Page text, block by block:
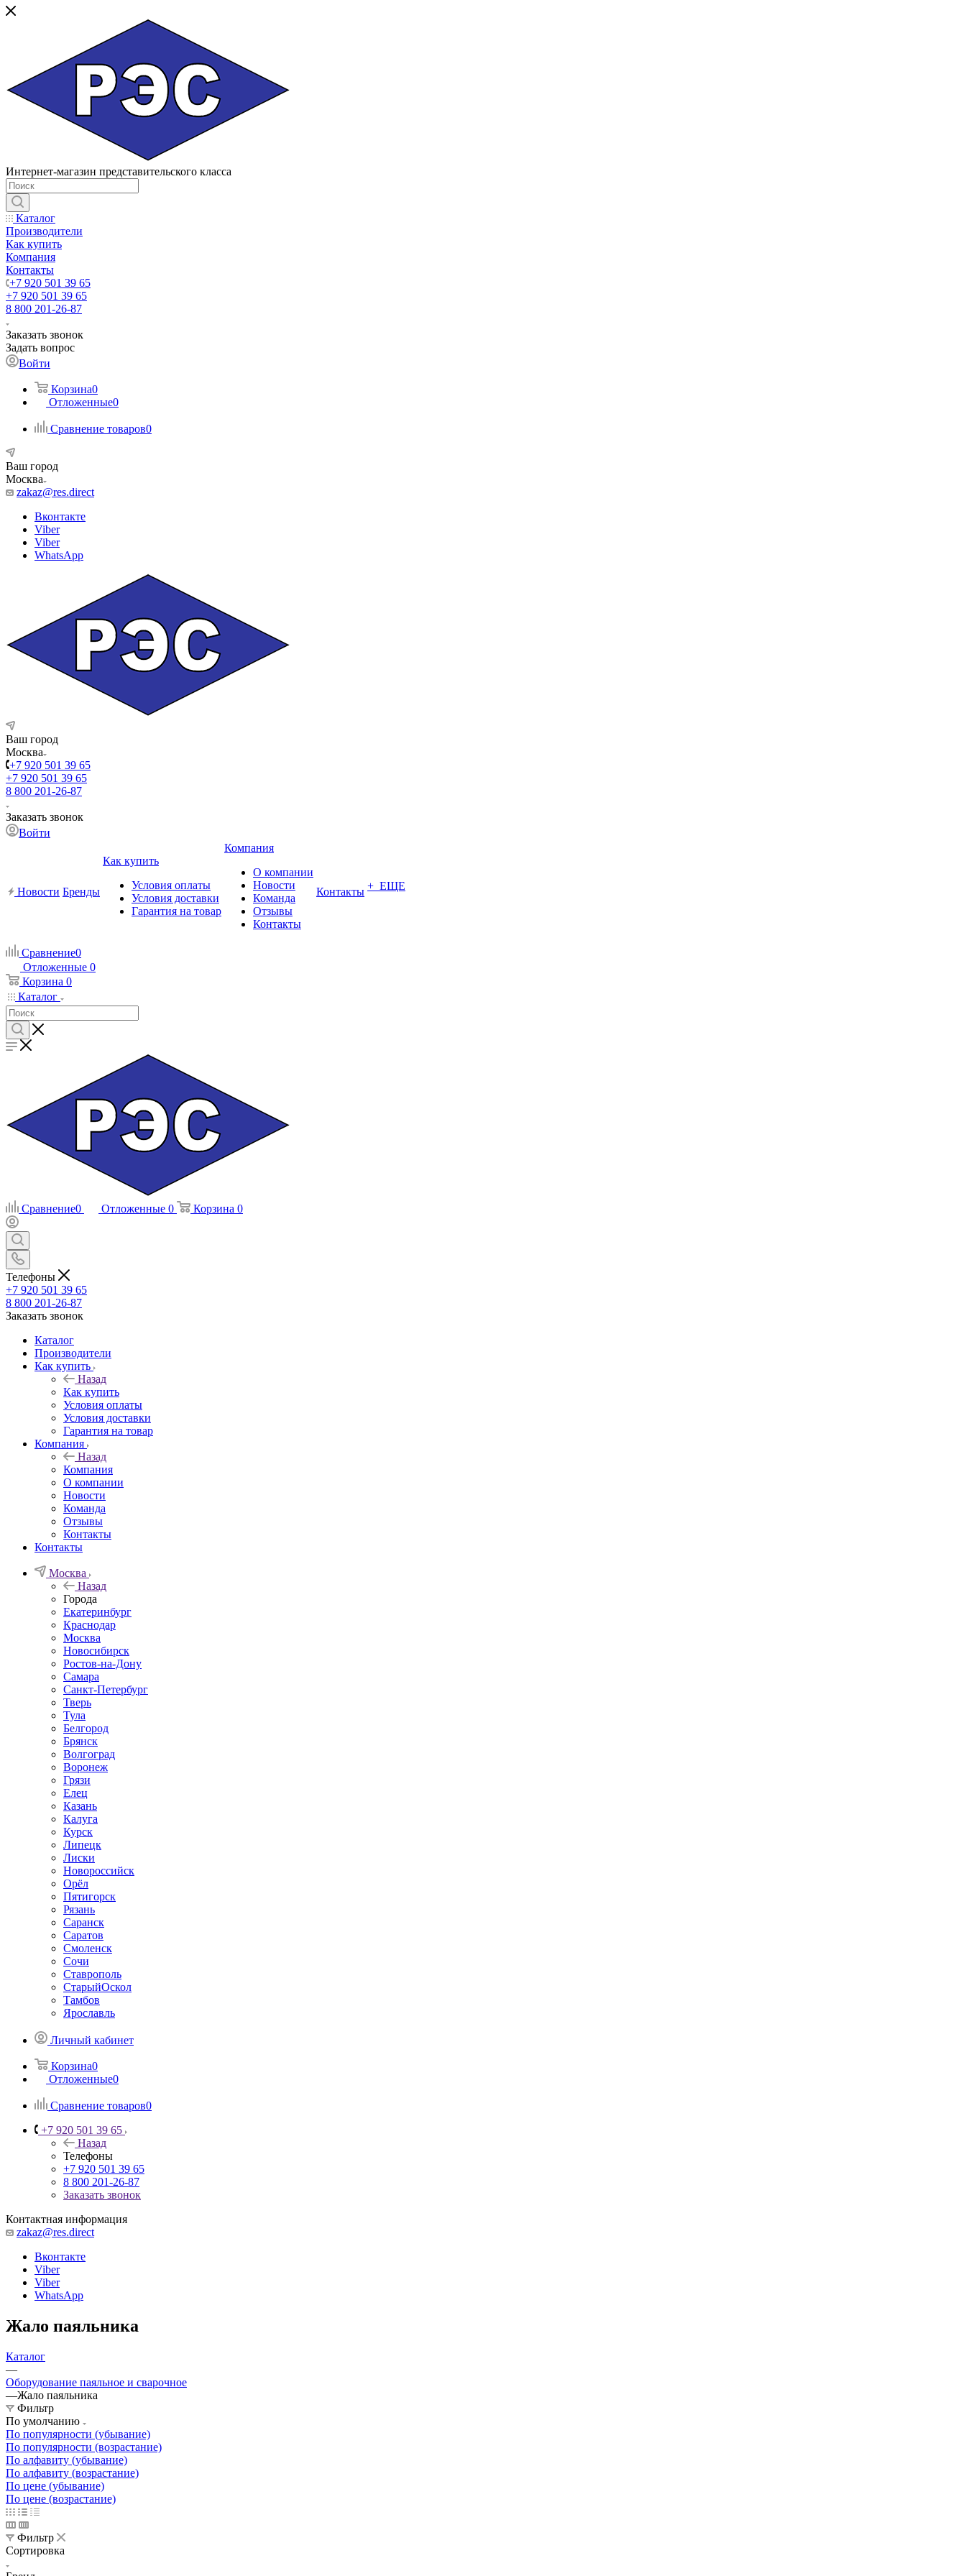
Интернет-магазин представительского класса
Каталог
Производители
Как купить
Компания
Контакты
+7 920 501 39 65
+7 920 501 39 65
8 800 201-26-87
Заказать звонок
Задать вопрос
Войти
Корзина0
Отложенные0
Сравнение товаров0
Ваш город
Москва
zakaz@res.direct
Вконтакте
Viber
Viber
WhatsApp
Ваш город
Москва
+7 920 501 39 65
+7 920 501 39 65
8 800 201-26-87
Заказать звонок
Войти
Новости Бренды
Как купить
Условия оплаты
Условия доставки
Гарантия на товар
Компания
О компании
Новости
Команда
Отзывы
Контакты
Контакты + ЕЩЕ
Сравнение0
Отложенные 0
Корзина 0
Каталог
Сравнение0 Отложенные 0 Корзина 0
Телефоны
+7 920 501 39 65
8 800 201-26-87
Заказать звонок
Каталог
Производители
Как купить
Назад
Как купить
Условия оплаты
Условия доставки
Гарантия на товар
Компания
Назад
Компания
О компании
Новости
Команда
Отзывы
Контакты
Контакты
Москва
Назад
Города
Екатеринбург
Краснодар
Москва
Новосибирск
Ростов-на-Дону
Самара
Санкт-Петербург
Тверь
Тула
Белгород
Брянск
Волгоград
Воронеж
Грязи
Елец
Казань
Калуга
Курск
Липецк
Лиски
Новороссийск
Орёл
Пятигорск
Рязань
Саранск
Саратов
Смоленск
Сочи
Ставрополь
СтарыйОскол
Тамбов
Ярославль
Личный кабинет
Корзина0
Отложенные0
Сравнение товаров0
+7 920 501 39 65
Назад
Телефоны
+7 920 501 39 65
8 800 201-26-87
Заказать звонок
Контактная информация
zakaz@res.direct
Вконтакте
Viber
Viber
WhatsApp
Жало паяльника
Каталог
—
Оборудование паяльное и сварочное
—Жало паяльника
Фильтр
По умолчанию
По популярности (убывание)
По популярности (возрастание)
По алфавиту (убывание)
По алфавиту (возрастание)
По цене (убывание)
По цене (возрастание)
Фильтр
Сортировка